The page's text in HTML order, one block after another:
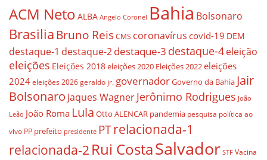
ACM Neto ALBA Angelo Coronel Bahia Bolsonaro
BrasiliaBruno ReisCMS coronavírus covid-19 DEM
destaque-1 destaque-2destaque-3 destaque-4eleição
eleições Eleições 2018eleições 2020 Eleições 2022eleições
2024 eleições 2026 geraldo jr. governadorGoverno da Bahia Jair
Bolsonaro Jaques WagnerJerônimo Rodrigues João
Leão João Roma Lula Otto ALENCAR pandemia pesquisa política ao
vivo PP prefeito presidente PTrelacionada-1
relacionada-2 Rui CostaSalvador STF Vacina